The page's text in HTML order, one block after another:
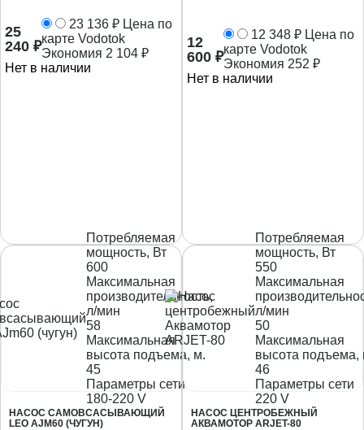
25
240 ₽
23 136 ₽ Цена по
карте Vodotok
Экономия 2 104 ₽
Нет в наличии
12
600 ₽
12 348 ₽ Цена по
карте Vodotok
Экономия 252 ₽
Нет в наличии
Потребляемая
мощность, Вт
600
Максимальная
производительность,
л/мин
58
Максимальная
высота подъема, м.
45
Параметры сети
180-220 V
НАСОС САМОВСАСЫВАЮЩИЙ
LEO AJM60 (ЧУГУН)
Потребляемая
мощность, Вт
550
Максимальная
л/мин
50
Максимальная
высота подъема,
46
Параметры сети
220 V
НАСОС ЦЕНТРОБЕЖНЫЙ
АКВАМОТОР ARJET-80